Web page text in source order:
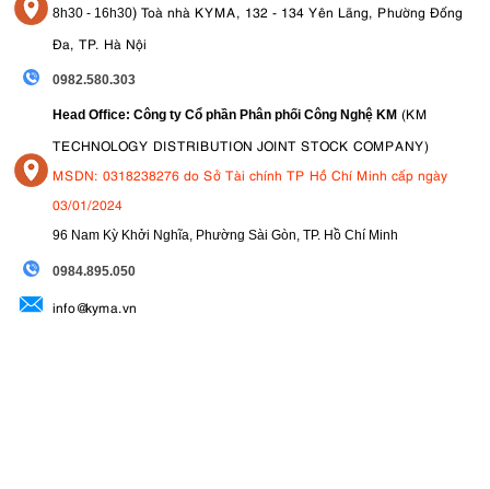
8h30 - 16h30) Toà nhà KYMA, 132 - 134 Yên Lãng, Phường Đống
Đa, TP. Hà Nội
0982.580.303
Head Office: Công ty Cổ phần Phân phối Công Nghệ KM (KM
TECHNOLOGY DISTRIBUTION JOINT STOCK COMPANY)
MSDN: 0318238276 do Sở Tài chính TP Hồ Chí Minh cấp ngày
03/01/2024
96 Nam Kỳ Khởi Nghĩa, Phường Sài Gòn, TP. Hồ Chí Minh
0984.895.050
info@kyma.vn